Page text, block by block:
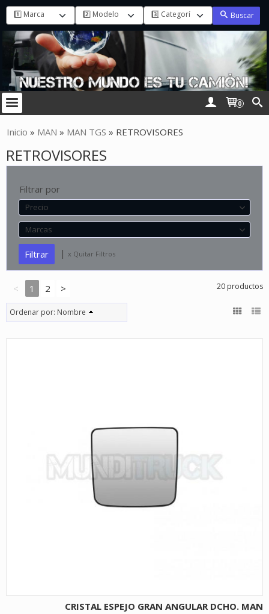
Buscar
0
Inicio » MAN » MAN TGS » RETROVISORES
RETROVISORES
Filtrar por
Precio
Marcas
| x Quitar Filtros
< 1 2 > 20 productos
Ordenar por: Nombre
CRISTAL ESPEJO GRAN ANGULAR DCHO. MAN